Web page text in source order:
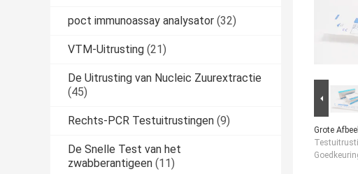
poct immunoassay analysator (32)
VTM-Uitrusting (21)
De Uitrusting van Nucleic Zuurextractie
(45)
Rechts-PCR Testuitrustingen (9)
De Snelle Test van het
zwabberantigeen (11)
Grote